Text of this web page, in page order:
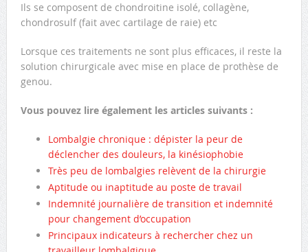
Ils se composent de chondroitine isolé, collagène,
chondrosulf (fait avec cartilage de raie) etc
Lorsque ces traitements ne sont plus efficaces, il reste la
solution chirurgicale avec mise en place de prothèse de
genou.
Vous pouvez lire également les articles suivants :
Lombalgie chronique : dépister la peur de
déclencher des douleurs, la kinésiophobie
Très peu de lombalgies relèvent de la chirurgie
Aptitude ou inaptitude au poste de travail
Indemnité journalière de transition et indemnité
pour changement d’occupation
Principaux indicateurs à rechercher chez un